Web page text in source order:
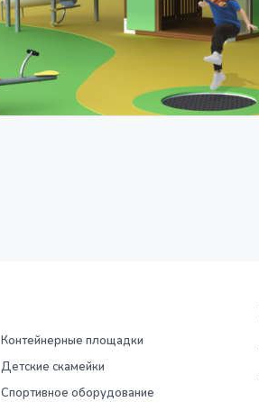
Контейнерные площадки
Детские скамейки
Спортивное оборудование